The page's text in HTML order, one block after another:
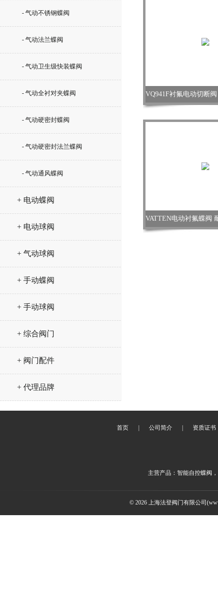
- 气动不锈钢蝶阀
- 气动法兰蝶阀
- 气动卫生级快装蝶阀
- 气动全衬对夹蝶阀
- 气动硬密封蝶阀
- 气动硬密封法兰蝶阀
- 气动通风蝶阀
+ 电动蝶阀
+ 电动球阀
+ 气动球阀
+ 手动蝶阀
+ 手动球阀
+ 综合阀门
+ 阀门配件
+ 代理品牌
首页 公司简介 资质证书
主营产品：智能自控蝶阀
© 2026 上海法登阀门有限公司